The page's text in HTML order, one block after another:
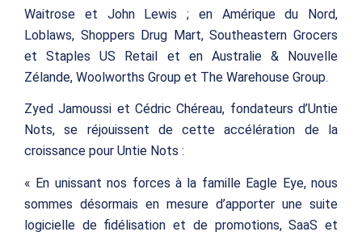
Waitrose et John Lewis ; en Amérique du Nord,
Loblaws, Shoppers Drug Mart, Southeastern Grocers
et Staples US Retail et en Australie & Nouvelle
Zélande, Woolworths Group et The Warehouse Group.
Zyed Jamoussi et Cédric Chéreau, fondateurs d’Untie
Nots, se réjouissent de cette accélération de la
croissance pour Untie Nots :
« En unissant nos forces à la famille Eagle Eye, nous
sommes désormais en mesure d’apporter une suite
logicielle de fidélisation et de promotions, SaaS et